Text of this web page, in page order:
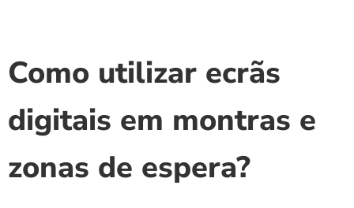
Como utilizar ecrãs
digitais em montras e
zonas de espera?